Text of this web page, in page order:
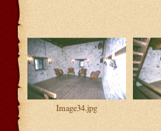
Image34.jpg